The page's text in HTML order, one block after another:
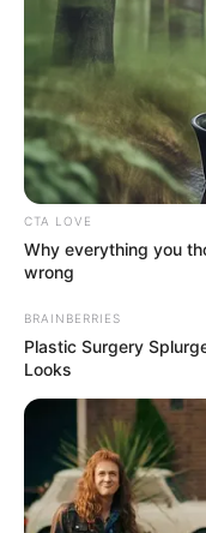
Conciertos
-Barrio La
Chiche
Richard Quintero.
-Mega
(sábado 15 de
Quiñónez,
Miguelito.
-XXVIII
16 de
Heredero.
noviembre
Festival de
CTA LOVE
Why everything you
wrong
BRAINBERRIES
Plastic Surgery
Looks